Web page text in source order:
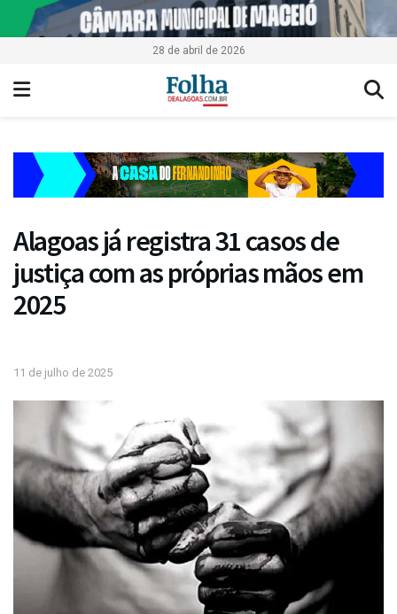
28 de abril de 2026
Alagoas já registra 31 casos de
justiça com as próprias mãos em
2025
11 de julho de 2025